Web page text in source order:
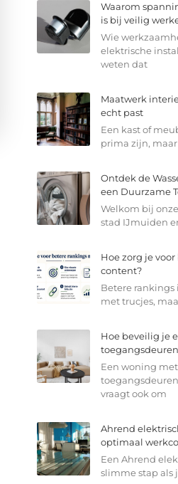
Waarom
is bij veilig
Wie
elektrische
weten dat
Maatwerk
echt past
Een kast of
prima zijn,
Ontdek de
een Duurzame
Welkom bij
stad IJmuiden
Hoe zorg je
content?
Betere
met trucjes,
Hoe beveilig je
Een woning
vraagt ook om
Ahrend
optimaal
Een Ahrend
slimme stap als